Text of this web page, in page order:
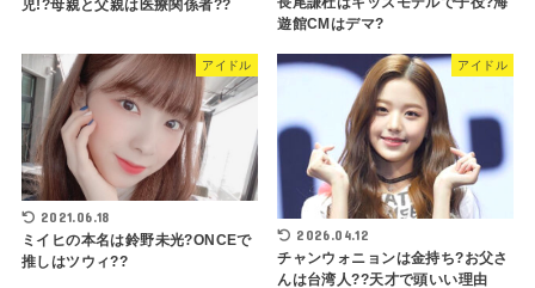
児!?母親と父親は医療関係者??
遊館CMはデマ?
アイドル
2021.06.18
ミイヒの本名は鈴野未光?ONCEで
推しはツウィ??
アイドル
2026.04.12
チャンウォニョンは金持ち?お父さ
んは台湾人??天才で頭いい理由